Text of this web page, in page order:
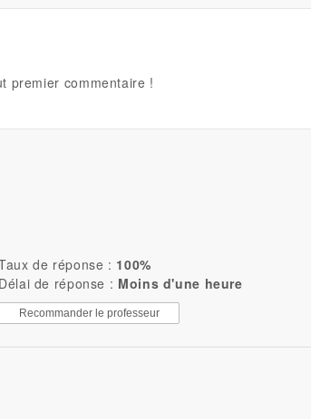
premier commentaire !
de réponse : 100%
Délai de réponse : Moins d'une heure
Recommander le professeur